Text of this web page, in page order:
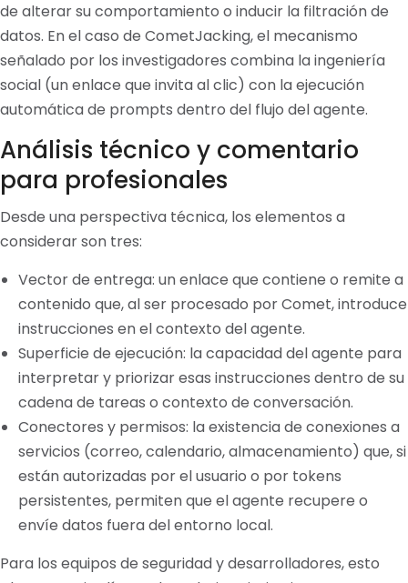
de alterar su comportamiento o inducir la filtración de
datos. En el caso de CometJacking, el mecanismo
señalado por los investigadores combina la ingeniería
social (un enlace que invita al clic) con la ejecución
automática de prompts dentro del flujo del agente.
Análisis técnico y comentario
para profesionales
Desde una perspectiva técnica, los elementos a
considerar son tres:
Vector de entrega: un enlace que contiene o remite a
contenido que, al ser procesado por Comet, introduce
instrucciones en el contexto del agente.
Superficie de ejecución: la capacidad del agente para
interpretar y priorizar esas instrucciones dentro de su
cadena de tareas o contexto de conversación.
Conectores y permisos: la existencia de conexiones a
servicios (correo, calendario, almacenamiento) que, si
están autorizadas por el usuario o por tokens
persistentes, permiten que el agente recupere o
envíe datos fuera del entorno local.
Para los equipos de seguridad y desarrolladores, esto